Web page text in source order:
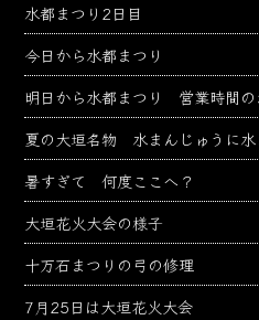
水都まつり2日目
今日から水都まつり
明日から水都まつり 営業時間の
夏の大垣名物 水まんじゅうに水
暑すぎて 何度ここへ？
大垣花火大会の様子
十万石まつりの弓の修理
7月25日は大垣花火大会